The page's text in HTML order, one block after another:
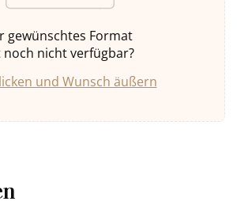
gewünschtes Format
noch nicht verfügbar?
und Wunsch äußern